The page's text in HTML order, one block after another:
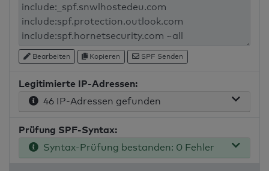
Bearbeiten Kopieren SPF Senden
Legitimierte IP-Adressen:
46 IP-Adressen gefunden
Prüfung SPF-Syntax:
Syntax-Prüfung bestanden: 0 Fehler